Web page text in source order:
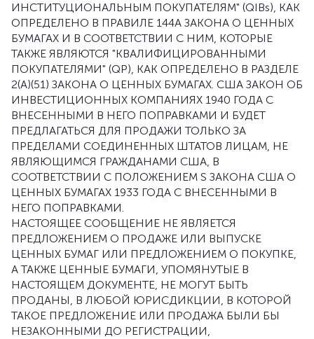
ИНСТИТУЦИОНАЛЬНЫМ ПОКУПАТЕЛЯМ" (QIBs), КАК
ОПРЕДЕЛЕНО В ПРАВИЛЕ 144A ЗАКОНА О ЦЕННЫХ
БУМАГАХ И В СООТВЕТСТВИИ С НИМ, КОТОРЫЕ
ТАКЖЕ ЯВЛЯЮТСЯ "КВАЛИФИЦИРОВАННЫМИ
ПОКУПАТЕЛЯМИ" (QP), КАК ОПРЕДЕЛЕНО В РАЗДЕЛЕ
2(A)(51) ЗАКОНА О ЦЕННЫХ БУМАГАХ. США ЗАКОН ОБ
ИНВЕСТИЦИОННЫХ КОМПАНИЯХ 1940 ГОДА С
ВНЕСЕННЫМИ В НЕГО ПОПРАВКАМИ И БУДЕТ
ПРЕДЛАГАТЬСЯ ДЛЯ ПРОДАЖИ ТОЛЬКО ЗА
ПРЕДЕЛАМИ СОЕДИНЕННЫХ ШТАТОВ ЛИЦАМ, НЕ
ЯВЛЯЮЩИМСЯ ГРАЖДАНАМИ США, В
СООТВЕТСТВИИ С ПОЛОЖЕНИЕМ S ЗАКОНА США О
ЦЕННЫХ БУМАГАХ 1933 ГОДА С ВНЕСЕННЫМИ В
НЕГО ПОПРАВКАМИ.
НАСТОЯЩЕЕ СООБЩЕНИЕ НЕ ЯВЛЯЕТСЯ
ПРЕДЛОЖЕНИЕМ О ПРОДАЖЕ ИЛИ ВЫПУСКЕ
ЦЕННЫХ БУМАГ ИЛИ ПРЕДЛОЖЕНИЕМ О ПОКУПКЕ,
А ТАКЖЕ ЦЕННЫЕ БУМАГИ, УПОМЯНУТЫЕ В
НАСТОЯЩЕМ ДОКУМЕНТЕ, НЕ МОГУТ БЫТЬ
ПРОДАНЫ, В ЛЮБОЙ ЮРИСДИКЦИИ, В КОТОРОЙ
ТАКОЕ ПРЕДЛОЖЕНИЕ ИЛИ ПРОДАЖА БЫЛИ БЫ
НЕЗАКОННЫМИ ДО РЕГИСТРАЦИИ,